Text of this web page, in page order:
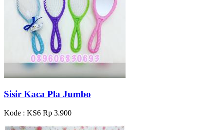
Sisir Kaca Pla Jumbo
Kode : KS6 Rp 3.900